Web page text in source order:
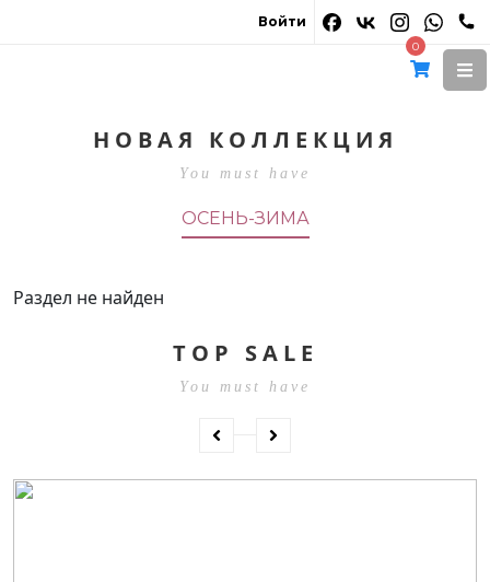
Войти
0
Весна-лето 2026
СМОТРЕТЬ
НОВАЯ КОЛЛЕКЦИЯ
You must have
ОСЕНЬ-ЗИМА
Раздел не найден
TOP SALE
You must have